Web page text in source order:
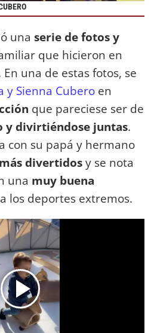
una serie de fotos y
que hicieron en
una de estas fotos, se
y Sienna Cubero en
que pareciese ser de
y divirtiéndose juntas.
con su papá y hermano
divertidosy se nota
una muy buena
los deportes extremos.